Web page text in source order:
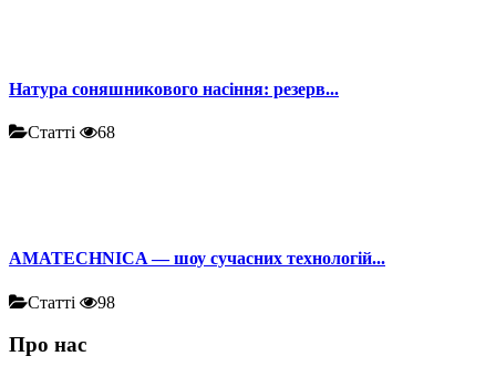
Натура соняшникового насіння: резерв...
Статті 68
AMATECHNICA — шоу сучасних технологій...
Статті 98
Про нас